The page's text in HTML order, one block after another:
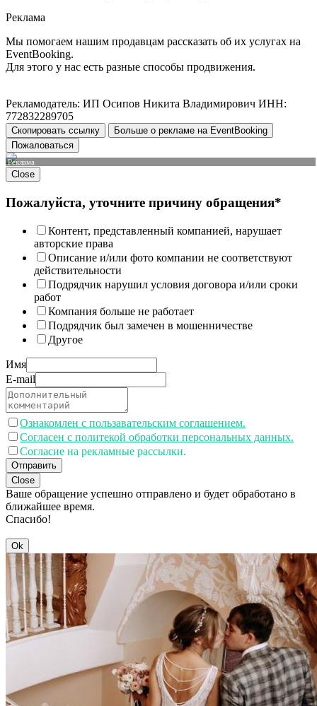
Реклама
Мы помогаем нашим продавцам рассказать об их услугах на
EventBooking.
Для этого у нас есть разные способы продвижения.
Рекламодатель: ИП Осипов Никита Владимирович ИНН:
772832289705
Скопировать ссылку
Больше о рекламе на EventBooking
Пожаловаться
Реклама
Close
Пожалуйста, уточните причину обращения*
Контент, представленный компанией, нарушает
авторские права
Описание и/или фото компании не соответствуют
действительности
Подрядчик нарушил условия договора и/или сроки
работ
Компания больше не работает
Подрядчик был замечен в мошенничестве
Другое
Имя
E-mail
Ознакомлен с пользавательским соглашением.
Согласен с политекой обработки персональных данных.
Согласие на рекламные рассылки.
Отправить
Close
Ваше обращение успешно отправлено и будет обработано в
ближайшее время.
Спасибо!
Ok